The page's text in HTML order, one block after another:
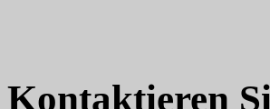
Kontaktieren